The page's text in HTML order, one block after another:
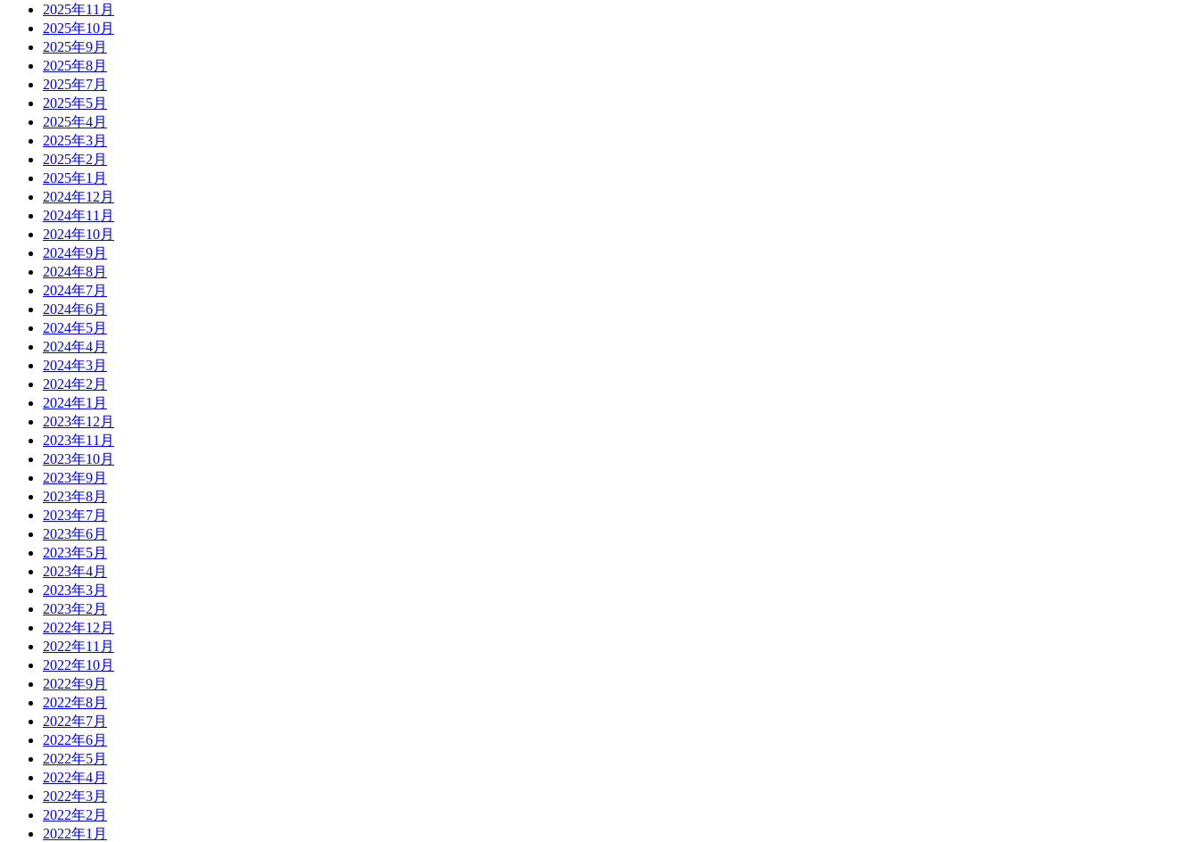
2025年11月
2025年10月
2025年9月
2025年8月
2025年7月
2025年5月
2025年4月
2025年3月
2025年2月
2025年1月
2024年12月
2024年11月
2024年10月
2024年9月
2024年8月
2024年7月
2024年6月
2024年5月
2024年4月
2024年3月
2024年2月
2024年1月
2023年12月
2023年11月
2023年10月
2023年9月
2023年8月
2023年7月
2023年6月
2023年5月
2023年4月
2023年3月
2023年2月
2022年12月
2022年11月
2022年10月
2022年9月
2022年8月
2022年7月
2022年6月
2022年5月
2022年4月
2022年3月
2022年2月
2022年1月